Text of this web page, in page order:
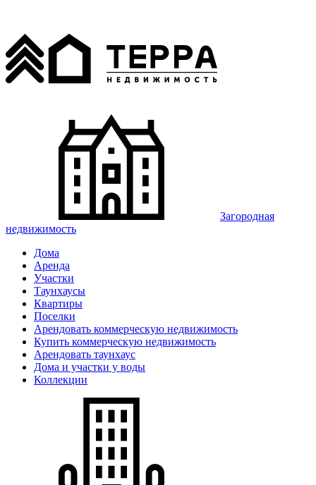
Загородная
недвижимость
Дома
Аренда
Участки
Таунхаусы
Квартиры
Поселки
Арендовать коммерческую недвижимость
Купить коммерческую недвижимость
Арендовать таунхаус
Дома и участки у воды
Коллекции